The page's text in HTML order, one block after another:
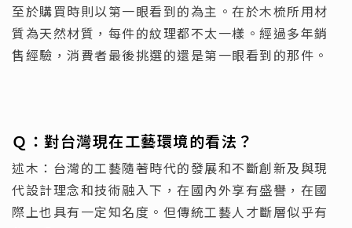
至於購買時則以第一眼看到的為主。在於木梳所用材
質為天然材質，每件的紋理都不太一樣。經過多年銷
售經驗，消費者最後挑選的還是第一眼看到的那件。
Ｑ： 對台灣現在工藝環境的看法？
述木：台灣的工藝隨著時代的發展和不斷創新及與現
代設計理念和技術融入下，在國內外享有盛譽，在國
際上也具有一定知名度。但傳統工藝人才斷層似乎有